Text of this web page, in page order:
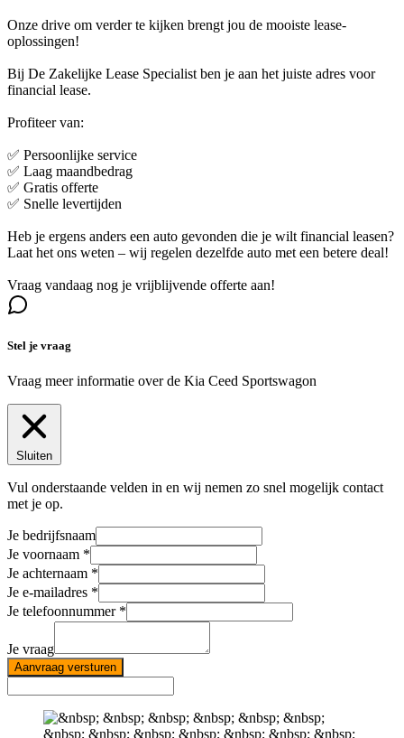
Onze drive om verder te kijken brengt jou de mooiste lease-
oplossingen!
Bij De Zakelijke Lease Specialist ben je aan het juiste adres voor
financial lease.
Profiteer van:
✅ Persoonlijke service
✅ Laag maandbedrag
✅ Gratis offerte
✅ Snelle levertijden
Heb je ergens anders een auto gevonden die je wilt financial leasen?
Laat het ons weten – wij regelen dezelfde auto met een betere deal!
Vraag vandaag nog je vrijblijvende offerte aan!
Stel je vraag
Vraag meer informatie over de Kia Ceed Sportswagon
Sluiten
Vul onderstaande velden in en wij nemen zo snel mogelijk contact
met je op.
Je bedrijfsnaam
Je voornaam
Je achternaam
Je e-mailadres
Je telefoonnummer
Je vraag
Aanvraag versturen